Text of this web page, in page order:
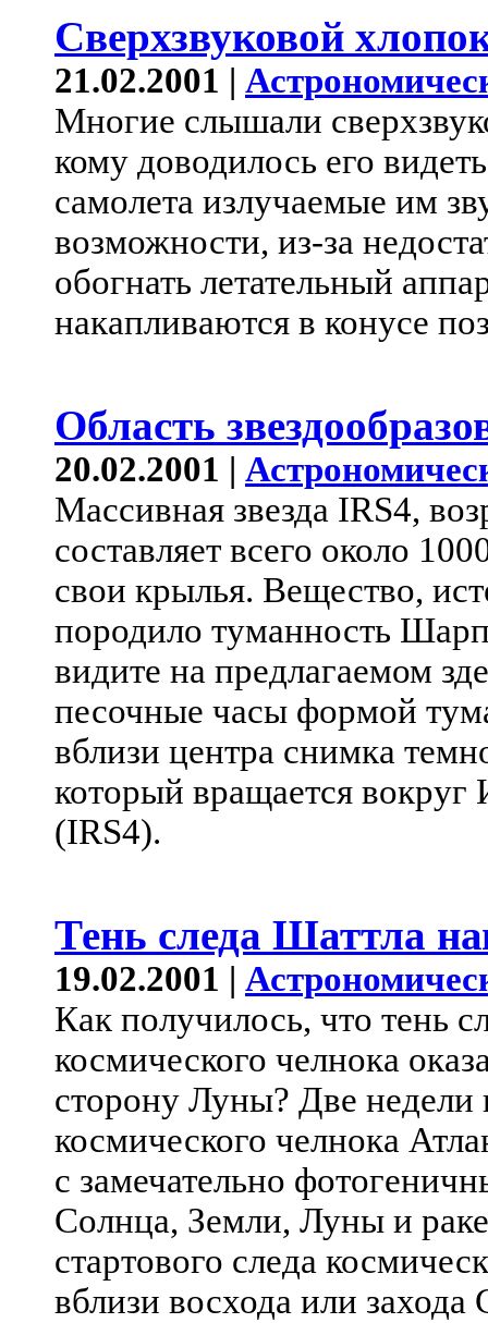
Сверхзвуковой
21.02.2001 |
Многие слышали
кому доводилось его
самолета излучаемые им
возможности, из-за
обогнать летательный
накапливаются в конусе
Область
20.02.2001 |
Массивная звезда IRS4,
составляет всего около
свои крылья. Вещество,
породило туманность
видите на предлагаемом
песочные часы формой
вблизи центра снимка
который вращается
(IRS4).
Тень следа Шаттла
19.02.2001 |
Как получилось, что тень
космического челнока
сторону Луны? Две недели
космического челнока
с замечательно
Солнца, Земли, Луны и
стартового следа
вблизи восхода или захода